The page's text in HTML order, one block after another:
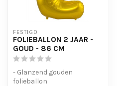
FESTIGO
FOLIEBALLON 2 JAAR -
GOUD - 86 CM
- Glanzend gouden
folieballon